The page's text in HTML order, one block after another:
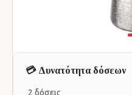
💳 Δυνατότητα δόσεων
2 δόσεις